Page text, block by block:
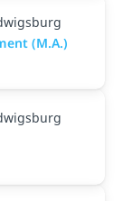
(M.A.)